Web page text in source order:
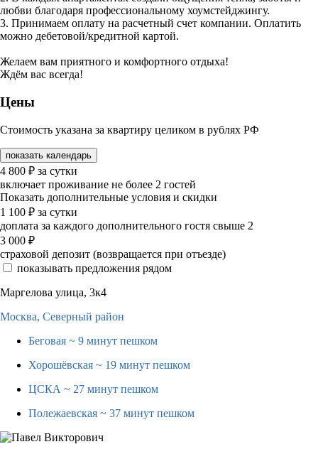
любви благодаря профессиональному хоумстейджингу.
3. Принимаем оплату на расчетный счет компании. Оплатить
можно дебетовой/кредитной картой.
Желаем вам приятного и комфортного отдыха!
Ждём вас всегда!
Цены
Стоимость указана за квартиру целиком в рублях РФ
показать календарь
4 800 ₽ за сутки
включает проживание не более 2 гостей
Показать дополнительные условия и скидки
1 100 ₽ за сутки
доплата за каждого дополнительного гостя свыше 2
3 000 ₽
страховой депозит (возвращается при отъезде)
показывать предложения рядом
Маргелова улица, 3к4
Москва, Северный район
Беговая ~ 9 минут пешком
Хорошёвская ~ 19 минут пешком
ЦСКА ~ 27 минут пешком
Полежаевская ~ 37 минут пешком